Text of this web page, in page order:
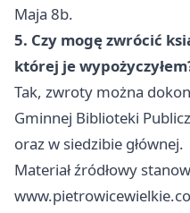
Maja 8b.
5. Czy mogę zwrócić
której je
Tak, zwroty można
Gminnej Biblioteki
oraz w siedzibie głównej.
Materiał źródłowy